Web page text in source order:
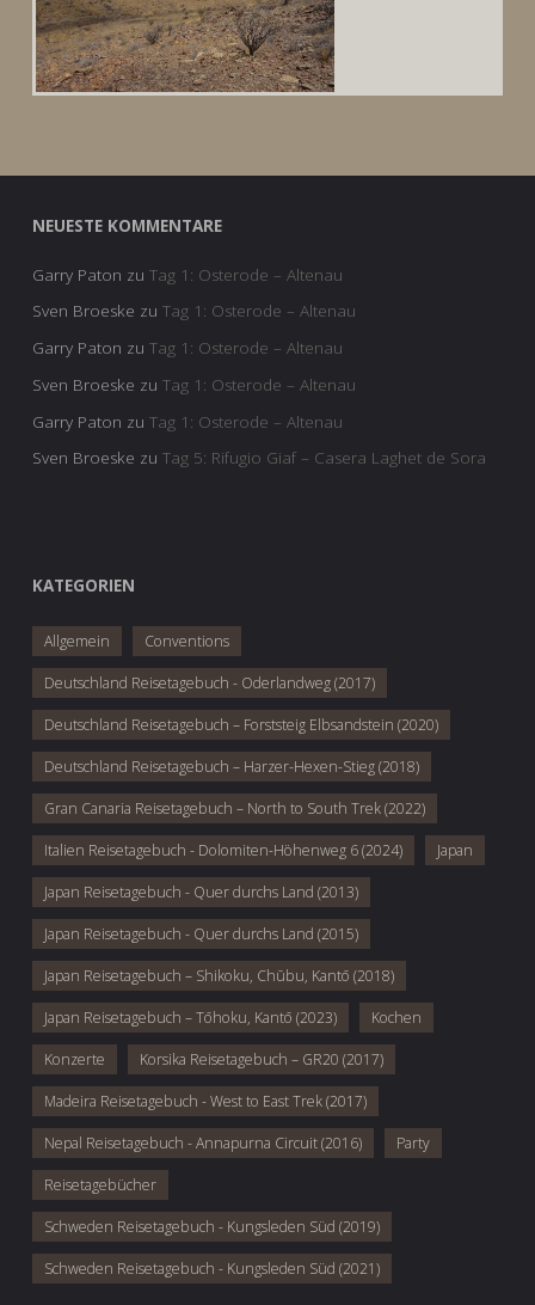
NEUESTE KOMMENTARE
Garry Paton zu Tag 1: Osterode – Altenau
Sven Broeske zu Tag 1: Osterode – Altenau
Garry Paton zu Tag 1: Osterode – Altenau
Sven Broeske zu Tag 1: Osterode – Altenau
Garry Paton zu Tag 1: Osterode – Altenau
Sven Broeske zu Tag 5: Rifugio Giaf – Casera Laghet de Sora
KATEGORIEN
Allgemein Conventions
Deutschland Reisetagebuch - Oderlandweg (2017)
Deutschland Reisetagebuch – Forststeig Elbsandstein (2020)
Deutschland Reisetagebuch – Harzer-Hexen-Stieg (2018)
Gran Canaria Reisetagebuch – North to South Trek (2022)
Italien Reisetagebuch - Dolomiten-Höhenweg 6 (2024) Japan
Japan Reisetagebuch - Quer durchs Land (2013)
Japan Reisetagebuch - Quer durchs Land (2015)
Japan Reisetagebuch – Shikoku, Chūbu, Kantō (2018)
Japan Reisetagebuch – Tōhoku, Kantō (2023) Kochen
Konzerte Korsika Reisetagebuch – GR20 (2017)
Madeira Reisetagebuch - West to East Trek (2017)
Nepal Reisetagebuch - Annapurna Circuit (2016) Party
Reisetagebücher
Schweden Reisetagebuch - Kungsleden Süd (2019)
Schweden Reisetagebuch - Kungsleden Süd (2021)